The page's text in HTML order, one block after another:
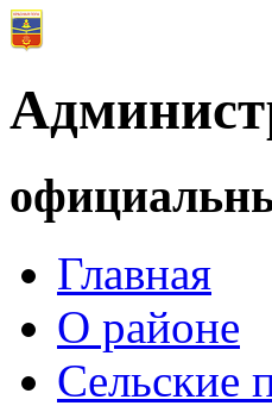
Главная
О районе
Сельские